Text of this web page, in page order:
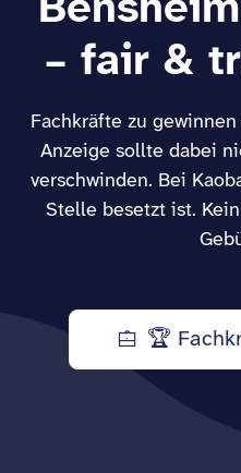
– fair &
Fachkräfte zu
Anzeige sollte dabei
verschwinden. Bei
Stelle besetzt ist.
🏆